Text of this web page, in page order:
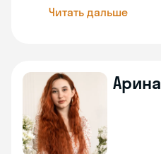
Читать дальше
Арина